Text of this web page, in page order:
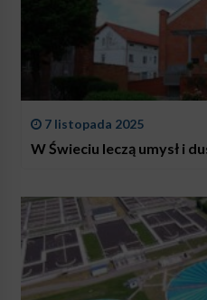
7 listopada 2025
W Świeciu leczą umysł i